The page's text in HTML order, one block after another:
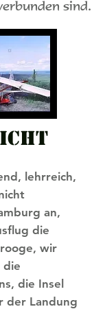
sind.
lehrreich,
an,
die
wir
die
die Insel
der Landung